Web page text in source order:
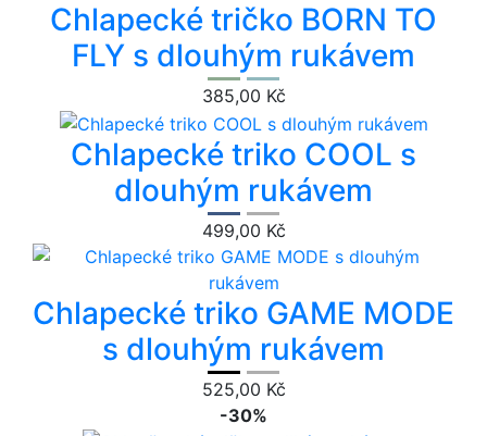
Chlapecké tričko BORN TO
FLY s dlouhým rukávem
385,00 Kč
Chlapecké triko COOL s
dlouhým rukávem
499,00 Kč
Chlapecké triko GAME MODE
s dlouhým rukávem
525,00 Kč
-30%